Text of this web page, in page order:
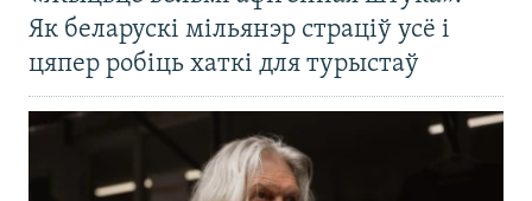
Як беларускі мільянэр страціў усё і
цяпер робіць хаткі для турыстаў